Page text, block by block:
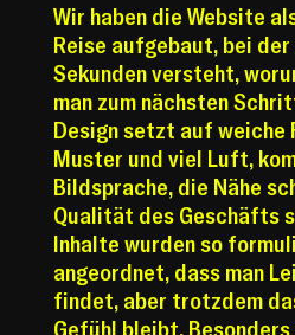
Wir haben die Website
Reise aufgebaut, bei der
Sekunden versteht,
man zum nächsten
Design setzt auf weiche
Muster und viel Luft,
Bildsprache, die Nähe
Qualität des Geschäfts
Inhalte wurden so
angeordnet, dass man
findet, aber trotzdem
Gefühl bleibt.